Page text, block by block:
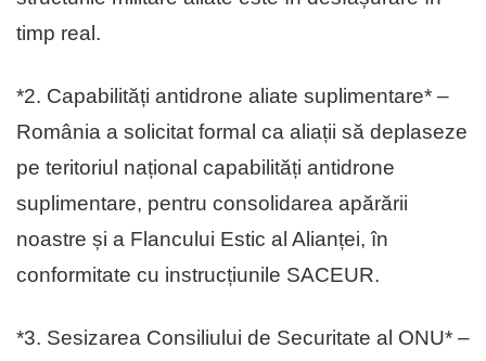
timp real.
*2. Capabilități antidrone aliate suplimentare* –
România a solicitat formal ca aliații să deplaseze
pe teritoriul național capabilități antidrone
suplimentare, pentru consolidarea apărării
noastre și a Flancului Estic al Alianței, în
conformitate cu instrucțiunile SACEUR.
*3. Sesizarea Consiliului de Securitate al ONU* –